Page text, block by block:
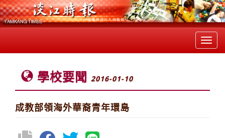
學校要聞 2016-01-10
成教部領海外華裔青年環島